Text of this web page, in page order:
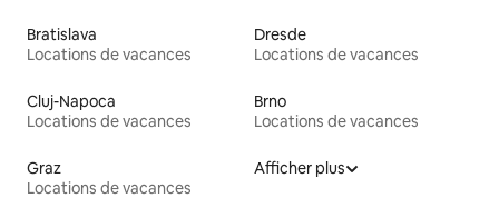
Bratislava
Locations de vacances
Dresde
Locations de vacances
Cluj-Napoca
Locations de vacances
Brno
Locations de vacances
Graz
Locations de vacances
Afficher plus